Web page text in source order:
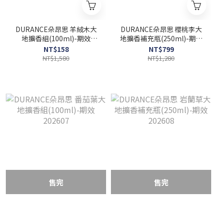
DURANCE朵昂思 羊絨木大
地擴香組(100ml)-期效
202609
NT$158
NT$1,580
DURANCE朵昂思 櫻桃李大
地擴香補充瓶(250ml)-期效
202608
NT$799
NT$1,280
售完 售完